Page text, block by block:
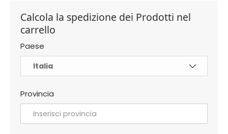
Calcola la spedizione dei Prodotti nel
carrello
Paese
Provincia